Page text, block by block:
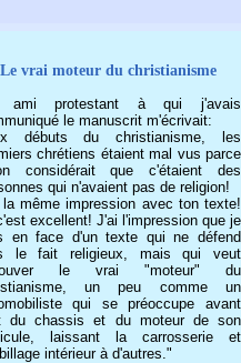
Le vrai moteur du christianisme
ami protestant à qui j'avais
le manuscrit m'écrivait:
débuts du christianisme, les
chrétiens étaient mal vus parce
considérait que c'étaient des
qui n'avaient pas de religion!
la même impression avec ton texte!
excellent! J'ai l'impression que je
en face d'un texte qui ne défend
le fait religieux, mais qui veut
le vrai "moteur" du
un peu comme un
qui se préoccupe avant
du chassis et du moteur de son
laissant la carrosserie et
intérieur à d'autres."